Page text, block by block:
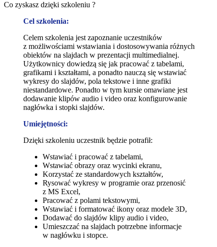
Co zyskasz dzięki szkoleniu ?
Cel szkolenia:
Celem szkolenia jest zapoznanie uczestników
z możliwościami wstawiania i dostosowywania różnych
obiektów na slajdach w prezentacji multimedialnej.
Użytkownicy dowiedzą się jak pracować z tabelami,
grafikami i kształtami, a ponadto nauczą się wstawiać
wykresy do slajdów, pola tekstowe i inne grafiki
niestandardowe. Ponadto w tym kursie omawiane jest
dodawanie klipów audio i video oraz konfigurowanie
nagłówka i stopki slajdów.
Umiejętności:
Dzięki szkoleniu uczestnik będzie potrafił:
Wstawiać i pracować z tabelami,
Wstawiać obrazy oraz wycinki ekranu,
Korzystać ze standardowych kształtów,
Rysować wykresy w programie oraz przenosić
z MS Excel,
Pracować z polami tekstowymi,
Wstawiać i formatować ikony oraz modele 3D,
Dodawać do slajdów klipy audio i video,
Umieszczać na slajdach potrzebne informacje
w nagłówku i stopce.